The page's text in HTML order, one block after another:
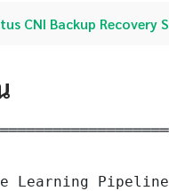
CNI Backup Recovery
Learning